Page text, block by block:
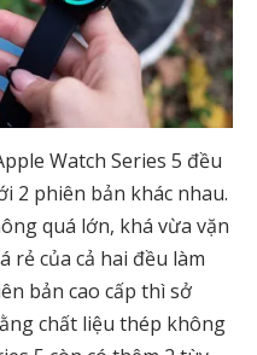
Watch Series 5 đều
2 phiên bản khác nhau.
quá lớn, khá vừa vặn
rẻ của cả hai đều làm
bản cao cấp thì sở
chất liệu thép không